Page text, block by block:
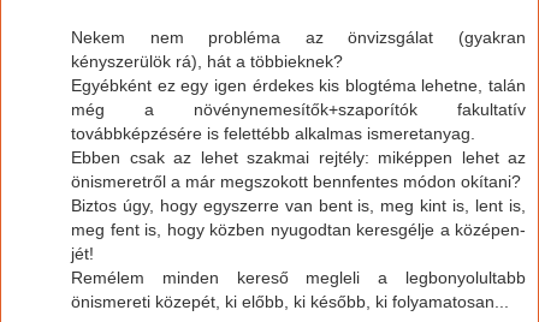
Nekem nem probléma az önvizsgálat (gyakran
kényszerülök rá), hát a többieknek?
Egyébként ez egy igen érdekes kis blogtéma lehetne, talán
még a növénynemesítők+szaporítók fakultatív
továbbképzésére is felettébb alkalmas ismeretanyag.
Ebben csak az lehet szakmai rejtély: miképpen lehet az
önismeretről a már megszokott bennfentes módon okítani?
Biztos úgy, hogy egyszerre van bent is, meg kint is, lent is,
meg fent is, hogy közben nyugodtan keresgélje a középen-
jét!
Remélem minden kereső megleli a legbonyolultabb
önismereti közepét, ki előbb, ki később, ki folyamatosan...